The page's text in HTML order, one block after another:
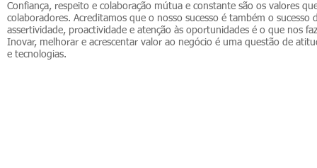
Confiança, respeito e colaboração mútua e constante são os valores
colaboradores. Acreditamos que o nosso sucesso é também o
assertividade, proactividade e atenção às oportunidades é o que nos
Inovar, melhorar e acrescentar valor ao negócio é uma questão de
e tecnologias.